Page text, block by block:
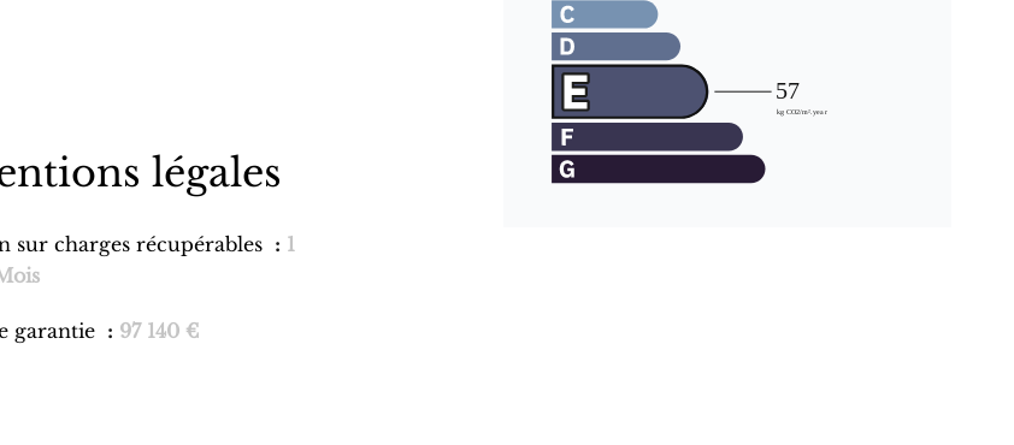
légales
sur charges récupérables
1
garantie 97 140 €